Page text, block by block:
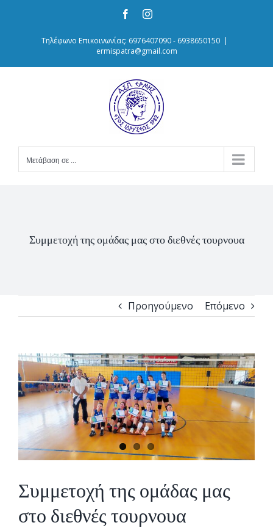
FacebookInstagram
Τηλέφωνο Επικοινωνίας: 6976407090 - 6938650150 |
ermispatra@gmail.com
Μετάβαση σε ...
Συμμετοχή της ομάδας μας στο διεθνές τουρνουα
Προηγούμενο Επόμενο
View
Larger
Image
Συμμετοχή της ομάδας μας
στο διεθνές τουρνουα